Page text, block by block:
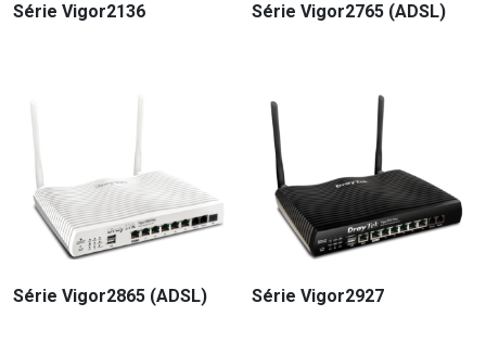
Série Vigor2136 Série Vigor2765 (ADSL)
Série Vigor2865 (ADSL) Série Vigor2927